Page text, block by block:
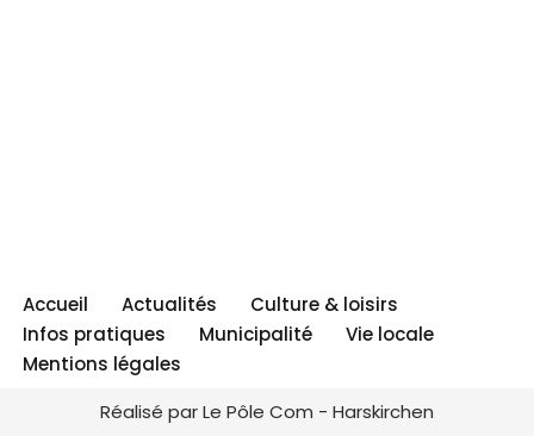
Accueil Actualités
Culture & loisirs
Infos pratiques
Municipalité
Vie locale
Mentions légales
Réalisé par Le Pôle Com - Harskirchen